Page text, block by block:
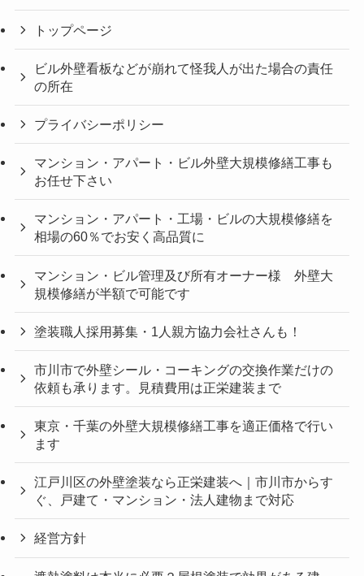
トップページ
ビル外壁看板などが崩れて怪我人が出た場合の責任
の所在
プライバシーポリシー
マンション・アパート・ビル外壁大規模修繕工事も
お任せ下さい
マンション・アパート・工場・ビルの大規模修繕を
相場の60％でお安く高品質に
マンション・ビル管理及び所有オーナー様 外壁大
規模修繕が半額で可能です
塗装職人採用募集・1人親方協力会社さんも！
市川市で外壁シール・コーキングの交換作業だけの
依頼も承ります。見積費用は正栄建装まで
東京・千葉の外壁大規模修繕工事を適正価格で行い
ます
江戸川区の外壁塗装なら正栄建装へ｜市川市からす
ぐ、戸建て・マンション・法人建物まで対応
経営方針